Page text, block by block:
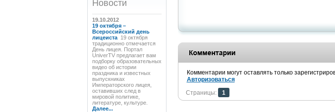
Новости
19.10.2012
19 октября –
Всероссийский день
лицеиста 19 октября
традиционно отмечается
День лицея. Портал
UniverTV предлагает вам
подборку образовательных
видео об истории
праздника и известных
выпускниках
Императорского лицея,
оставивших след в
мировой политике,
литературе, культуре.
Далее...
Комментарии могут оставлять только
Авторизоваться
Страницы:
1